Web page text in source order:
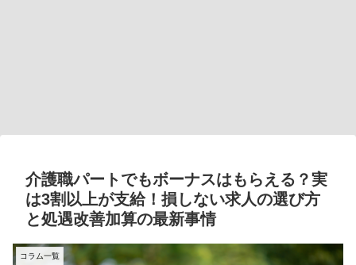
介護職パートでもボーナスはもらえる？実
は3割以上が支給！損しない求人の選び方
と処遇改善加算の最新事情
コラム一覧